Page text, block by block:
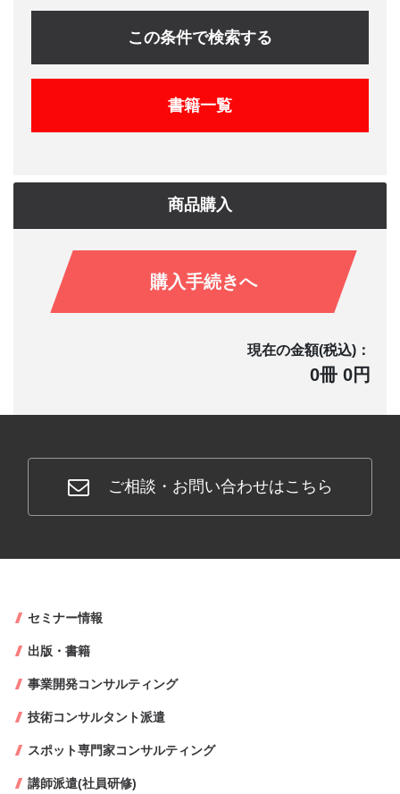
この条件で検索する
書籍一覧
商品購入
購入手続きへ
現在の金額(税込)：
0冊 0円
ご相談・お問い合わせはこちら
セミナー情報
出版・書籍
事業開発コンサルティング
技術コンサルタント派遣
スポット専門家コンサルティング
講師派遣(社員研修)